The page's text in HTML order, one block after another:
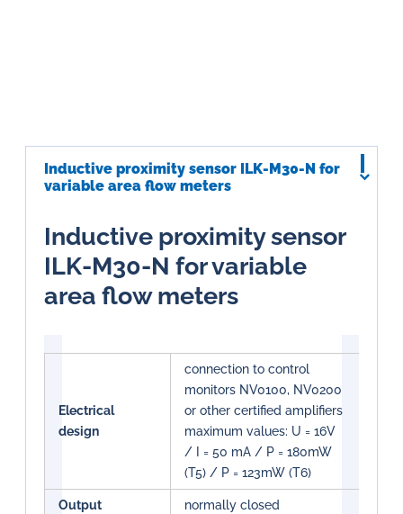
Inductive proximity sensor ILK-M30-N for
variable area flow meters
Inductive proximity sensor
ILK-M30-N for variable
area flow meters
Electrical
design
connection to control
monitors NV0100, NV0200
or other certified amplifiers
maximum values: U = 16V
/ I = 50 mA / P = 180mW
(T5) / P = 123mW (T6)
Output normally closed